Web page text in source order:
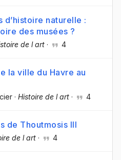
d’histoire naturelle :
des musées ?
de l art · 4
la ville du Havre au
· Histoire de l art · 4
de Thoutmosis III
de l art · 4